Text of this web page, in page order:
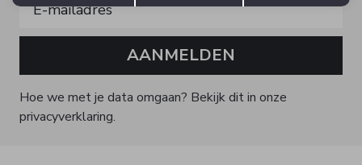
AANMELDEN
Hoe we met je data omgaan? Bekijk dit in onze
privacyverklaring.